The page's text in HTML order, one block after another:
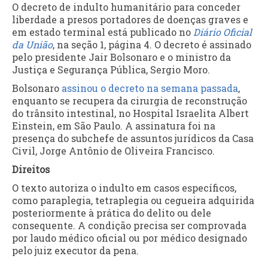
O decreto de indulto humanitário para conceder
liberdade a presos portadores de doenças graves e
em estado terminal está publicado noDiário Oficial
da União, na seção 1, página 4. O decreto é assinado
pelo presidente Jair Bolsonaro e o ministro da
Justiça e Segurança Pública, Sergio Moro.
Bolsonaro assinou o decreto na semana passada,
enquanto se recupera da cirurgia de reconstrução
do trânsito intestinal, no Hospital Israelita Albert
Einstein, em São Paulo. A assinatura foi na
presença do subchefe de assuntos jurídicos da Casa
Civil, Jorge Antônio de Oliveira Francisco.
Direitos
O texto autoriza o indulto em casos específicos,
como paraplegia, tetraplegia ou cegueira adquirida
posteriormente à prática do delito ou dele
consequente. A condição precisa ser comprovada
por laudo médico oficial ou por médico designado
pelo juiz executor da pena.